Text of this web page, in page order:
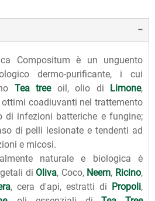
Compositum è un unguento
dermo-purificante, i cui
Tea treeoil, olio di Limone,
ottimi coadiuvanti nel trattemento
di infezioni batteriche e fungine;
di pelli lesionate e tendenti ad
e micosi.
naturale e biologica è
di Oliva, Coco, Neem, Ricino,
, cera d'api, estratti di Propoli,